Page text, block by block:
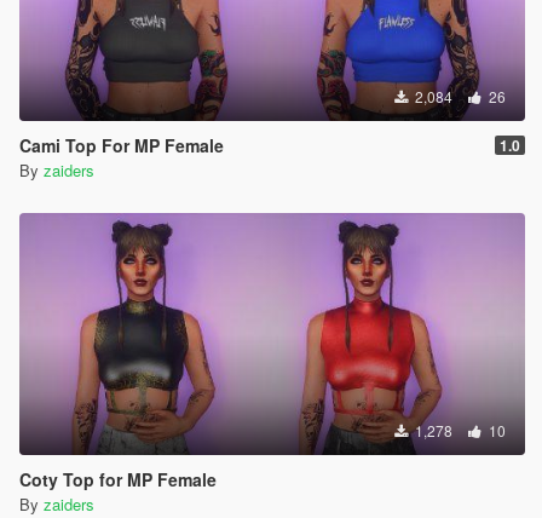
2,084 26
Cami Top For MP Female 1.0
By zaiders
1,278 10
Coty Top for MP Female
By zaiders